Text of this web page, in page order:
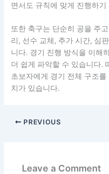
면서도 규칙에 맞게 진행하
또한 축구는 단순히 공을 주
리, 선수 교체, 추가 시간, 심
니다. 경기 진행 방식을 이해
더 쉽게 파악할 수 있습니다.
초보자에게 경기 전체 구조
치가 있습니다.
PREVIOUS
Leave a Comment